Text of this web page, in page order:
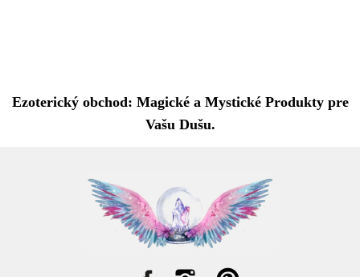
Ezoterický obchod: Magické a Mystické Produkty pre
Vašu Dušu.